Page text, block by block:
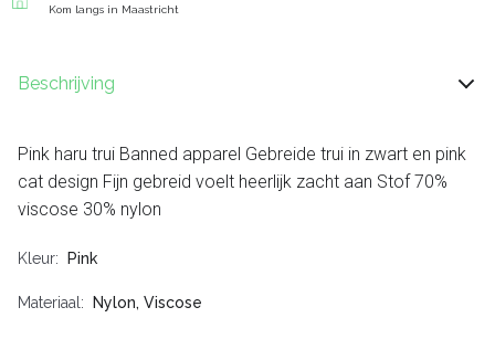
Kom langs in Maastricht
Beschrijving
Pink haru trui Banned apparel Gebreide trui in zwart en pink
cat design Fijn gebreid voelt heerlijk zacht aan Stof 70%
viscose 30% nylon
Kleur Pink
Materiaal Nylon, Viscose